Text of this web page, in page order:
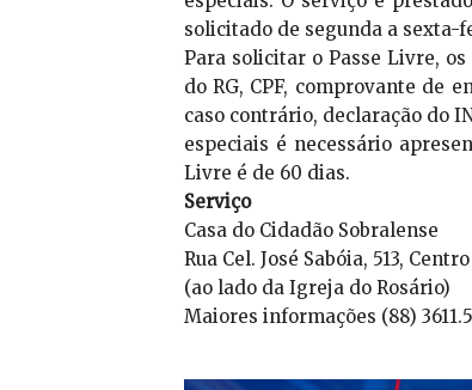
solicitado de segunda a sexta-
Para solicitar o Passe Livre,
do RG, CPF, comprovante de
caso contrário, declaração do
especiais é necessário
Livre é de 60 dias.
Serviço
Casa do Cidadão Sobralense
Rua Cel. José Sabóia, 513, Centro
(ao lado da Igreja do Rosário)
Maiores informações (88)